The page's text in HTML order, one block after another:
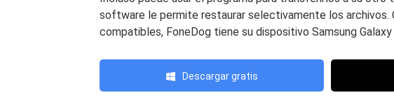
software le permite restaurar selectivamente los archivos.
compatibles, FoneDog tiene su dispositivo Samsung
Descargar gratis